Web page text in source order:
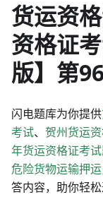
货运资
资格证
版】第
闪电题库为你提供
考试、 贺州货运
年货运资格证考
危险货物运输押
答内容，助你轻松